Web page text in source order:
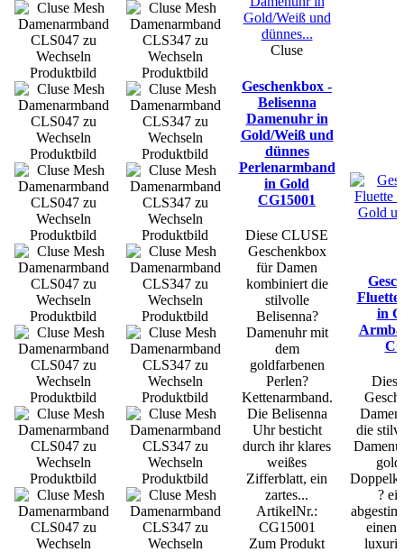
Cluse
Geschenkbox -
Belisenna
Damenuhr in
Gold/Weiß und
dünnes
Perlenarmband
in Gold
CG15001
Diese CLUSE
Geschenkbox
für Damen
kombiniert die
stilvolle
Belisenna?
Damenuhr mit
dem
goldfarbenen
Perlen?
Kettenarmband.
Die Belisenna
Uhr besticht
durch ihr klares
weißes
Zifferblatt, ein
zartes...
ArtikelNr.:
CG15001
Zum Produkt
Fluette
in
die
?
einen